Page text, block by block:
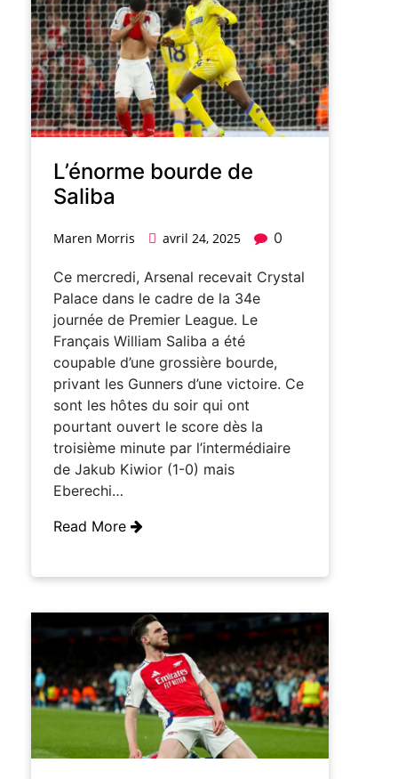
L’énorme bourde de
Saliba
Maren Morris avril 24, 2025 0
Ce mercredi, Arsenal recevait Crystal
Palace dans le cadre de la 34e
journée de Premier League. Le
Français William Saliba a été
coupable d’une grossière bourde,
privant les Gunners d’une victoire. Ce
sont les hôtes du soir qui ont
pourtant ouvert le score dès la
troisième minute par l’intermédiaire
de Jakub Kiwior (1-0) mais
Eberechi…
Read More